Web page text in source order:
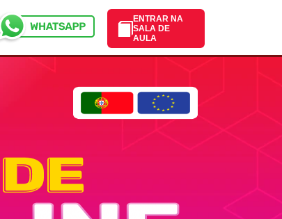
ENTRAR NA
SALA DE
AULA